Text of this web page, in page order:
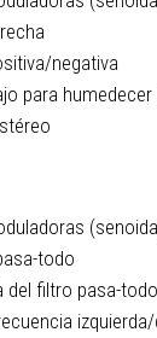
negativa
para humedecer
todo
del filtro pasa-todo